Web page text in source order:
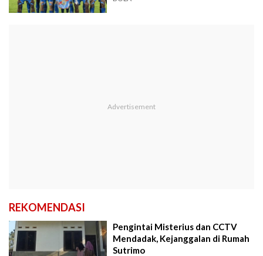
REKOMENDASI
Pengintai Misterius dan CCTV
Mendadak, Kejanggalan di Rumah
Sutrimo